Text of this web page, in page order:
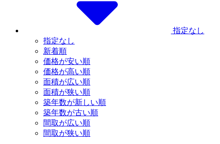
指定なし
指定なし
新着順
価格が安い順
価格が高い順
面積が広い順
面積が狭い順
築年数が新しい順
築年数が古い順
間取が広い順
間取が狭い順